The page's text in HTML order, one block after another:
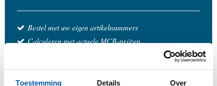
Toestemming Details Over
Bestel met uw eigen artikelnummers
Calculeren met actuele MCB-prijzen